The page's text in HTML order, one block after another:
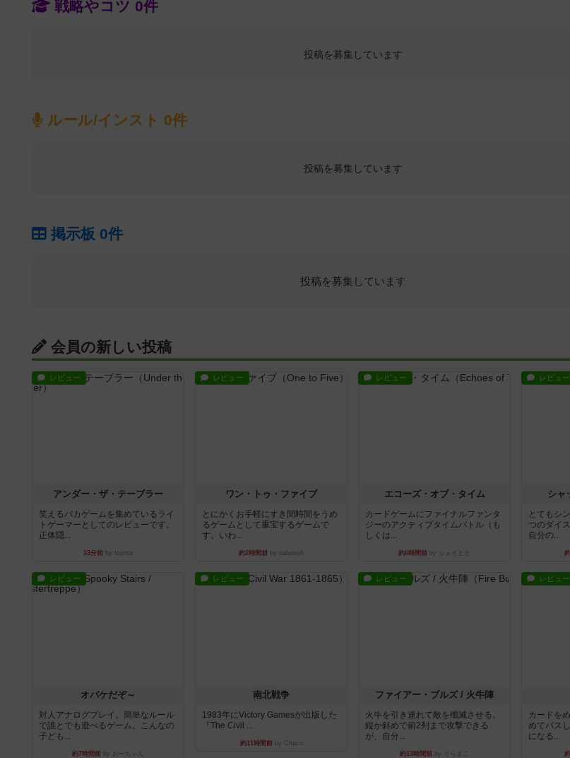
戦略やコツ 0件
投稿を募集しています
ルール/インスト 0件
投稿を募集しています
掲示板 0件
投稿を募集しています
会員の新しい投稿
レビュー
アンダー・ザ・テーブラー
笑えるバカゲームを集めているライ
トゲーマーとしてのレビューです。
正体隠...
33分前 by toyota
レビュー
ワン・トゥ・ファイブ
とにかくお手軽にすき間時間をうめ
るゲームとして重宝するゲームで
す。いわ...
約2時間前 by nabekoh
レビュー
エコーズ・オブ・タイム
カードゲームにファイナルファンタ
ジーのアクティブタイムバトル（も
しくは...
約6時間前 by ジェイとと
レビュー
シャ
とてもシ
つのダイ
自分の...
レビュー
オバケだぞ～
対人アナログプレイ。簡単なルール
で誰とでも遊べるゲーム。こんなの
子ども...
約7時間前 by おーちゃん
レビュー
南北戦争
1983年にVictory Gamesが出版した
『The Civil ...
約11時間前by Chaco
レビュー
ファイアー・ブルズ / 火牛陣
火牛を引き連れて敵を殲滅させる。
縦か斜めで前2列まで攻撃できる
が、自分...
約13時間前 by うらまこ
レビュー
カードを
めてパス
になる...